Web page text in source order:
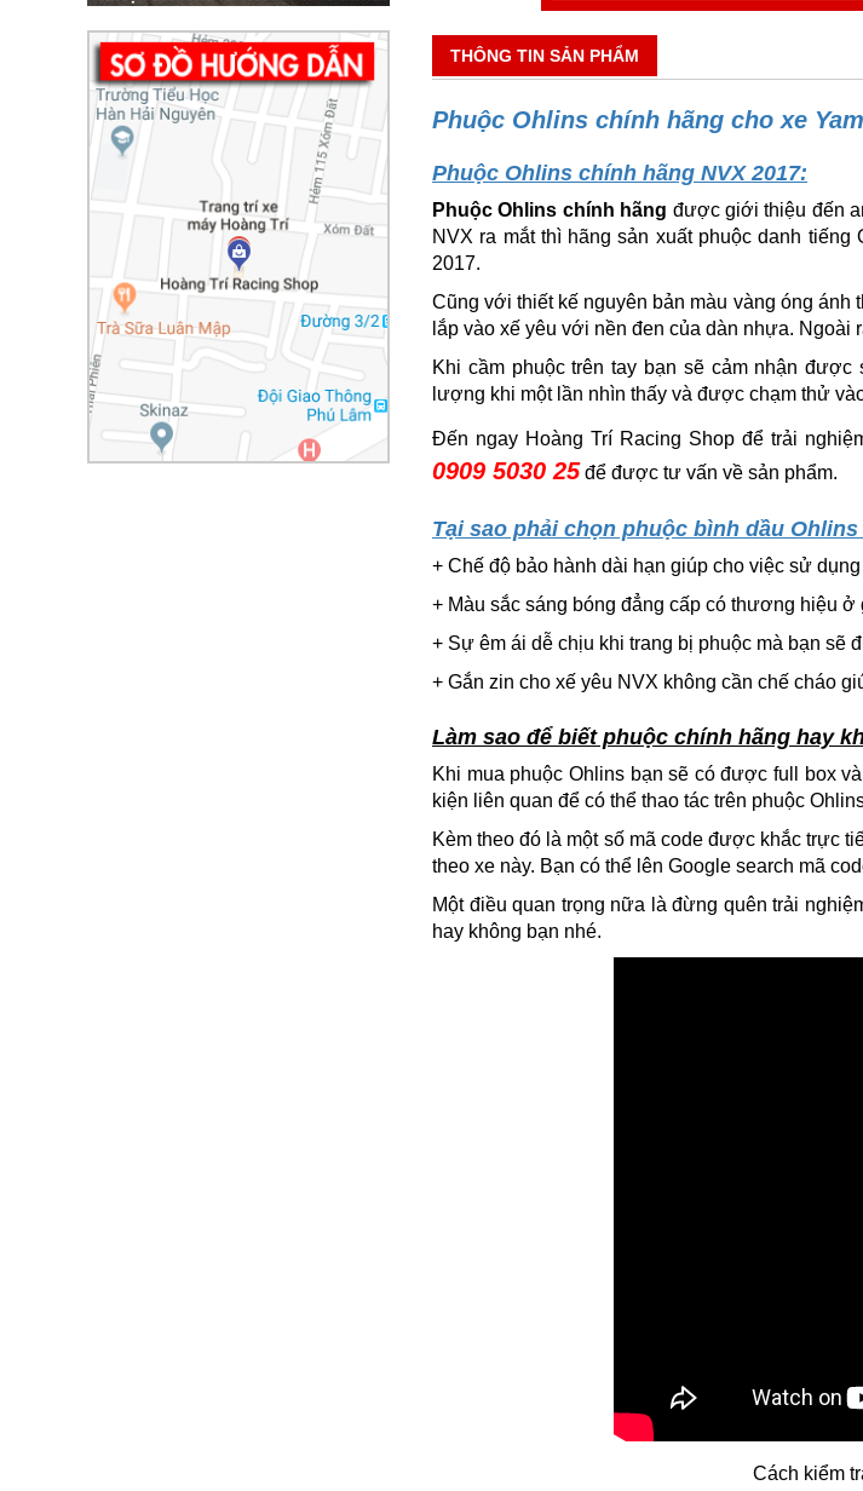
THÔNG TIN SẢN PHẨM
Phuộc Ohlins chính hãng cho xe
Phuộc Ohlins chính hãng NVX 2017:
Phuộc Ohlins chính hãng được giới thiệu đến
NVX ra mắt thì hãng sản xuất phuộc danh
2017.
Cũng với thiết kế nguyên bản màu vàng óng
lắp vào xế yêu với nền đen của dàn nhựa. Ngoài
Khi cầm phuộc trên tay bạn sẽ cảm nhận
lượng khi một lần nhìn thấy và được chạm thử
Đến ngay Hoàng Trí Racing Shop để trải
0909 5030 25để được tư vấn về sản phẩm.
Tại sao phải chọn phuộc bình dầu
+ Chế độ bảo hành dài hạn giúp cho việc sử
+ Màu sắc sáng bóng đẳng cấp có thương hiệu ở
+ Sự êm ái dễ chịu khi trang bị phuộc mà bạn sẽ
+ Gắn zin cho xế yêu NVX không cần chế cháo
Làm sao để biết phuộc chính hãng hay
Khi mua phuộc Ohlins bạn sẽ có được full box
kiện liên quan để có thể thao tác trên phuộc
Kèm theo đó là một số mã code được khắc trực
theo xe này. Bạn có thể lên Google search mã
Một điều quan trọng nữa là đừng quên trải
hay không bạn nhé.
Cách kiểm